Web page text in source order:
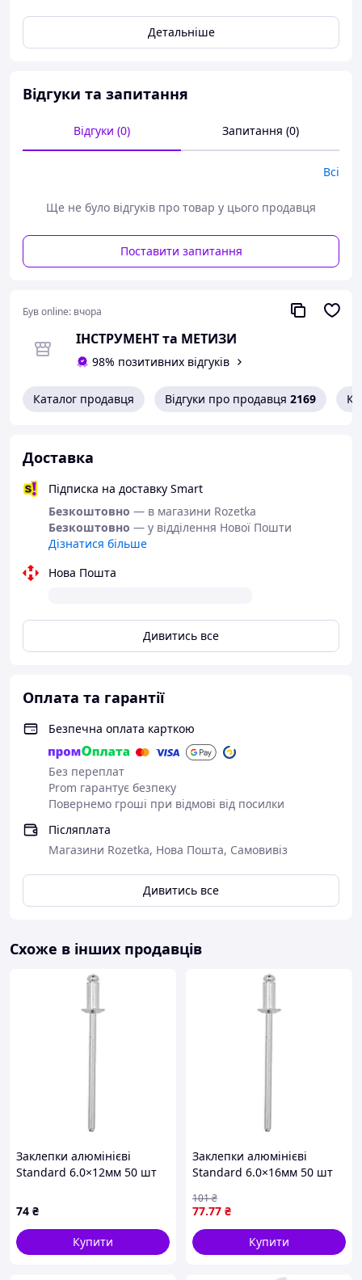
Сердечник: сталь оцинкована.
Забезпечує герметичність з'єднання.
Заклепування витримує навантаження в 1,8-2,2 рази
Підвищена вібростійкість.
ТЕХНІЧНІ ХАРАКТЕРИСТИКИ:
Головка - плоска;
Діаметр, мм – 4;
Довжина, мм – 10;
Детальніше
Відгуки та запитання
Відгуки (0) Запитання (0)
Всі
Ще не було відгуків про товар у цього продавця
Поставити запитання
Був online: вчора
ІНСТРУМЕНТ та МЕТИЗИ
98% позитивних відгуків
Каталог продавця Відгуки про продавця 2169
Доставка
Підписка на доставку Smart
Безкоштовно — в магазини Rozetka
Безкоштовно — у відділення Нової Пошти
Дізнатися більше
Нова Пошта
Дивитись все
Оплата та гарантії
Безпечна оплата карткою
Без переплат
Prom гарантує безпеку
Повернемо гроші при відмові від посилки
Післяплата
Магазини Rozetka, Нова Пошта, Самовивіз
Дивитись все
Схоже в інших продавців
Заклепки алюмінієві
Standard 6.0×12мм 50 шт
74 ₴
Купити
Заклепки алюмінієві
Standard 6.0×16мм 50 шт
77.77 ₴
101₴
Купити